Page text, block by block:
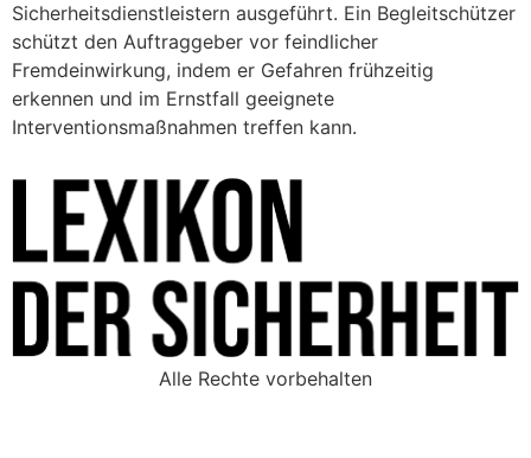
Sicherheitsdienstleistern ausgeführt. Ein Begleitschützer
schützt den Auftraggeber vor feindlicher
Fremdeinwirkung, indem er Gefahren frühzeitig
erkennen und im Ernstfall geeignete
Interventionsmaßnahmen treffen kann.
Alle Rechte vorbehalten